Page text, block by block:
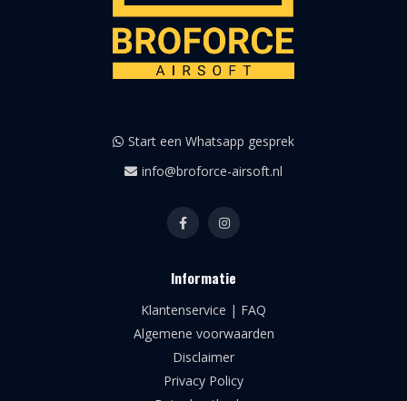
Start een Whatsapp gesprek
info@broforce-airsoft.nl
Informatie
Klantenservice | FAQ
Algemene voorwaarden
Disclaimer
Privacy Policy